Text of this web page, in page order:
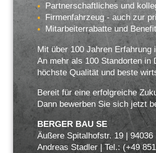
Partnerschaftliches und
Firmenfahrzeug - auch zur
Mitarbeiterrabatte und
Mit über 100 Jahren
An mehr als 100 Standorten in
höchste Qualität und beste
Bereit für eine erfolgreiche
Dann bewerben Sie sich jetzt
BERGER BAU SE
Äußere Spitalhofstr. 19 | 94036
Andreas Stadler | Tel.: (+49